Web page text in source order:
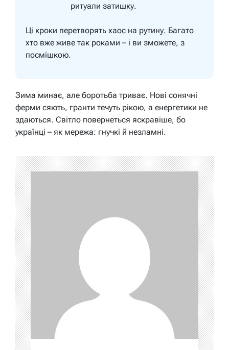
ритуали затишку.
Ці кроки перетворять хаос на рутину. Багато
хто вже живе так роками – і ви зможете, з
посмішкою.
Зима минає, але боротьба триває. Нові сонячні
ферми сяють, гранти течуть рікою, а енергетики не
здаються. Світло повернеться яскравіше, бо
українці – як мережа: гнучкі й незламні.